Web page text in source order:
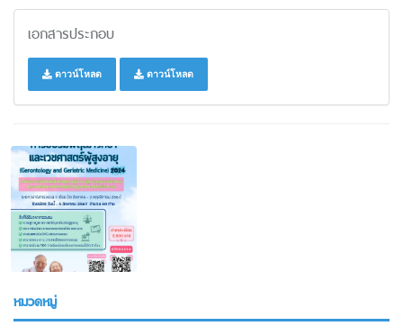
เอกสารประกอบ
ดาวน์โหลด ดาวน์โหลด
หมวดหมู่